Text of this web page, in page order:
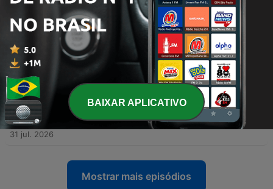
535 -
#534 - "A violência contra mulheres é o eixo da
extrema direita" | BdF Entrevista Manuela D'Ávila
04 ago. 2026
534 - #533 - Negros argentinos: extermínio ou
apagamento? | BdF Entrevista Laura Cecilia
31 jul. 2026
533 - #532 - Princípios e limites da esquerda radical
no Legislativo | BdF Entrevista Renato Freitas
31 jul. 2026
Mostrar mais episódios
BAIXAR APLICATIVO